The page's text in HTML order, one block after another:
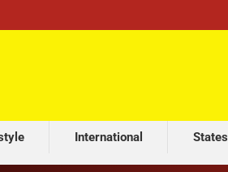
International States